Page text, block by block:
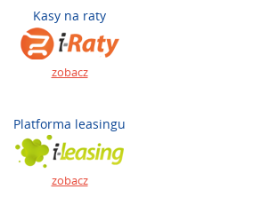
Kasy na raty
zobacz
Platforma leasingu
zobacz